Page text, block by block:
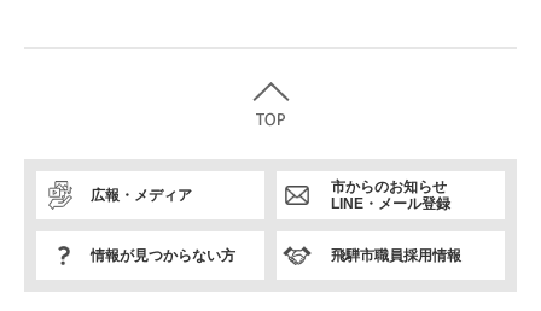
広報・メディア
市からのお知らせ
LINE・メール登録
情報が見つからない方 飛騨市職員採用情報